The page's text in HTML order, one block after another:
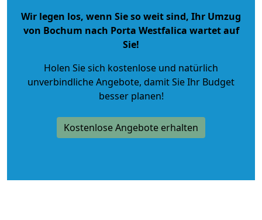
Wir legen los, wenn Sie so weit sind, Ihr Umzug
von Bochum nach Porta Westfalica wartet auf
Sie!
Holen Sie sich kostenlose und natürlich
unverbindliche Angebote, damit Sie Ihr Budget
besser planen!
Kostenlose Angebote erhalten